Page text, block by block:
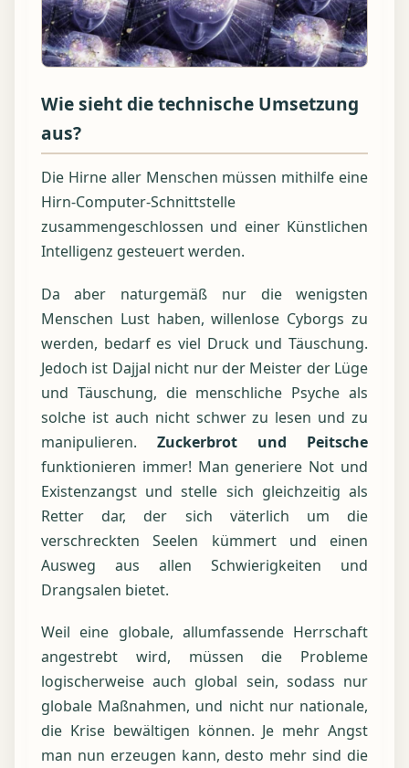
Wie sieht die technische Umsetzung
aus?
Die Hirne aller Menschen müssen mithilfe eine
Hirn-Computer-Schnittstelle
zusammengeschlossen und einer Künstlichen
Intelligenz gesteuert werden.
Da aber naturgemäß nur die wenigsten
Menschen Lust haben, willenlose Cyborgs zu
werden, bedarf es viel Druck und Täuschung.
Jedoch ist Dajjal nicht nur der Meister der Lüge
und Täuschung, die menschliche Psyche als
solche ist auch nicht schwer zu lesen und zu
manipulieren. Zuckerbrot und Peitsche
funktionieren immer! Man generiere Not und
Existenzangst und stelle sich gleichzeitig als
Retter dar, der sich väterlich um die
verschreckten Seelen kümmert und einen
Ausweg aus allen Schwierigkeiten und
Drangsalen bietet.
Weil eine globale, allumfassende Herrschaft
angestrebt wird, müssen die Probleme
logischerweise auch global sein, sodass nur
globale Maßnahmen, und nicht nur nationale,
die Krise bewältigen können. Je mehr Angst
man nun erzeugen kann, desto mehr sind die